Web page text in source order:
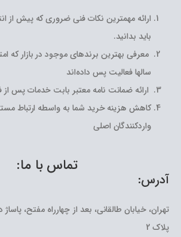
ارائه مهمترین نکات فنی ضروری که پیش از
باید بدانید.
معرفی بهترین برندهای موجود در بازار که
سالها فعالیت پس داده‌اند
ارائه ضمانت نامه معتبر بابت خدمات پس از
کاهش هزینه خرید شما به واسطه ارتباط
واردکنندگان اصلی
تماس با ما:
آدرس:
تهران، خیابان طالقانی، بعد از چهارراه مفتح،
پلاک 2